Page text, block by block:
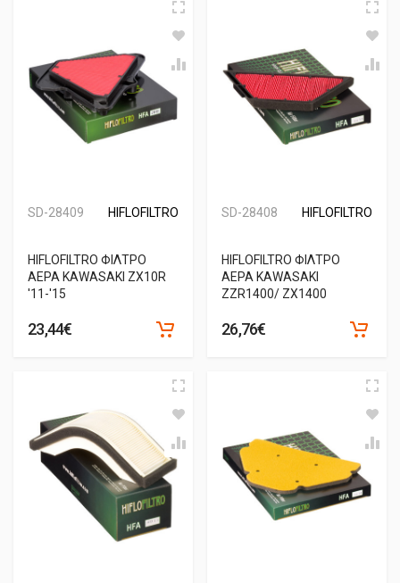
SD-28409 HIFLOFILTRO
HIFLOFILTRO ΦΙΛΤΡΟ
ΑΕΡΑ KAWASAKI ZX10R
'11-'15
23,44€
SD-28408 HIFLOFILTRO
HIFLOFILTRO ΦΙΛΤΡΟ
ΑΕΡΑ KAWASAKI
ZZR1400/ ZX1400
26,76€